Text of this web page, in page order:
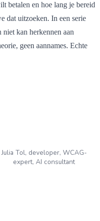
betalen en hoe lang je bereid
dat uitzoeken. In een serie
kan herkennen aan
geen aannames. Echte
Julia Tol, developer, WCAG-
expert, AI consultant